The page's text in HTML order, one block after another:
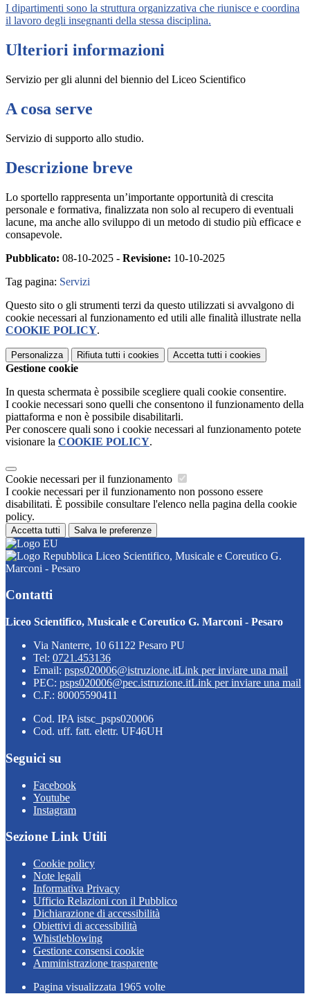
I dipartimenti sono la struttura organizzativa che riunisce e coordina
il lavoro degli insegnanti della stessa disciplina.
Ulteriori informazioni
Servizio per gli alunni del biennio del Liceo Scientifico
A cosa serve
Servizio di supporto allo studio.
Descrizione breve
Lo sportello rappresenta un’importante opportunità di crescita
personale e formativa, finalizzata non solo al recupero di eventuali
lacune, ma anche allo sviluppo di un metodo di studio più efficace e
consapevole.
Pubblicato: 08-10-2025 - Revisione: 10-10-2025
Tag pagina: Servizi
Questo sito o gli strumenti terzi da questo utilizzati si avvalgono di
cookie necessari al funzionamento ed utili alle finalità illustrate nella
COOKIE POLICY.
Personalizza Rifiuta tutti i cookies Accetta tutti i cookies
Gestione cookie
In questa schermata è possibile scegliere quali cookie consentire.
I cookie necessari sono quelli che consentono il funzionamento della
piattaforma e non è possibile disabilitarli.
Per conoscere quali sono i cookie necessari al funzionamento potete
visionare la COOKIE POLICY.
Cookie necessari per il funzionamento
I cookie necessari per il funzionamento non possono essere
disabilitati. È possibile consultare l'elenco nella pagina della cookie
policy.
Accetta tutti Salva le preferenze
Liceo Scientifico, Musicale e Coreutico G.
Marconi - Pesaro
Contatti
Liceo Scientifico, Musicale e Coreutico G. Marconi - Pesaro
Via Nanterre, 10 61122 Pesaro PU
Tel: 0721.453136
Email: psps020006@istruzione.itLink per inviare una mail
PEC: psps020006@pec.istruzione.itLink per inviare una mail
C.F.: 80005590411
Cod. IPA istsc_psps020006
Cod. uff. fatt. elettr. UF46UH
Seguici su
Facebook
Youtube
Instagram
Sezione Link Utili
Cookie policy
Note legali
Informativa Privacy
Ufficio Relazioni con il Pubblico
Dichiarazione di accessibilità
Obiettivi di accessibilità
Whistleblowing
Gestione consensi cookie
Amministrazione trasparente
Pagina visualizzata 1965 volte